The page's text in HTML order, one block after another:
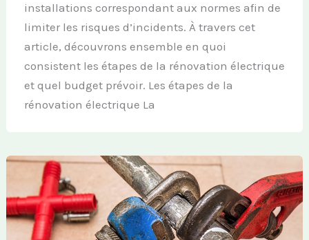
installations correspondant aux normes afin de
limiter les risques d’incidents. À travers cet
article, découvrons ensemble en quoi
consistent les étapes de la rénovation électrique
et quel budget prévoir. Les étapes de la
rénovation électrique La